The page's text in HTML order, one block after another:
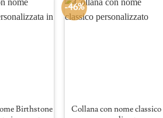
Birthstone
-46%
Collana con nome classico